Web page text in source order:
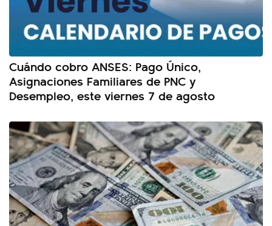
Cuándo cobro ANSES: Pago Único,
Asignaciones Familiares de PNC y
Desempleo, este viernes 7 de agosto